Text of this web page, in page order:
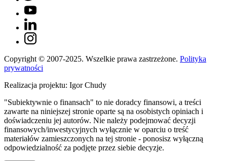
Copyright © 2007-2025. Wszelkie prawa zastrzeżone. Polityka
prywatności
Realizacja projektu: Igor Chudy
"Subiektywnie o finansach" to nie doradcy finansowi, a treści
zawarte na niniejszej stronie oparte są na osobistych opiniach i
doświadczeniu jej autorów. Nie należy podejmować decyzji
finansowych/inwestycyjnych wyłącznie w oparciu o treść
materiałów zamieszczonych na tej stronie - ponosisz wyłączną
odpowiedzialność za podjęte przez siebie decyzje.